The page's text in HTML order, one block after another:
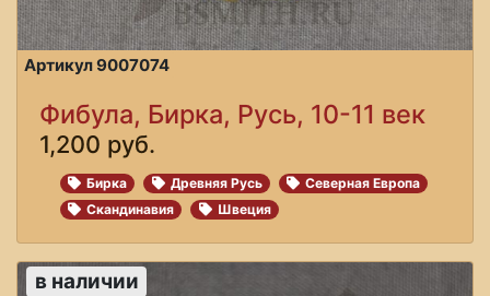
Артикул 9007074
Фибула, Бирка, Русь, 10-11 век
1,200 руб.
Бирка Древняя Русь
Северная Европа
Скандинавия
Швеция
в наличии